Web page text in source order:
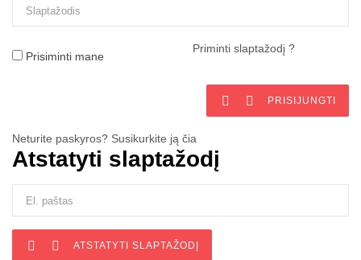
Prisiminti mane
Priminti slaptažodį ?
  PRISIJUNGTI
Neturite paskyros? Susikurkite ją čia
Atstatyti slaptažodį
  ATSTATYTI SLAPTAŽODĮ